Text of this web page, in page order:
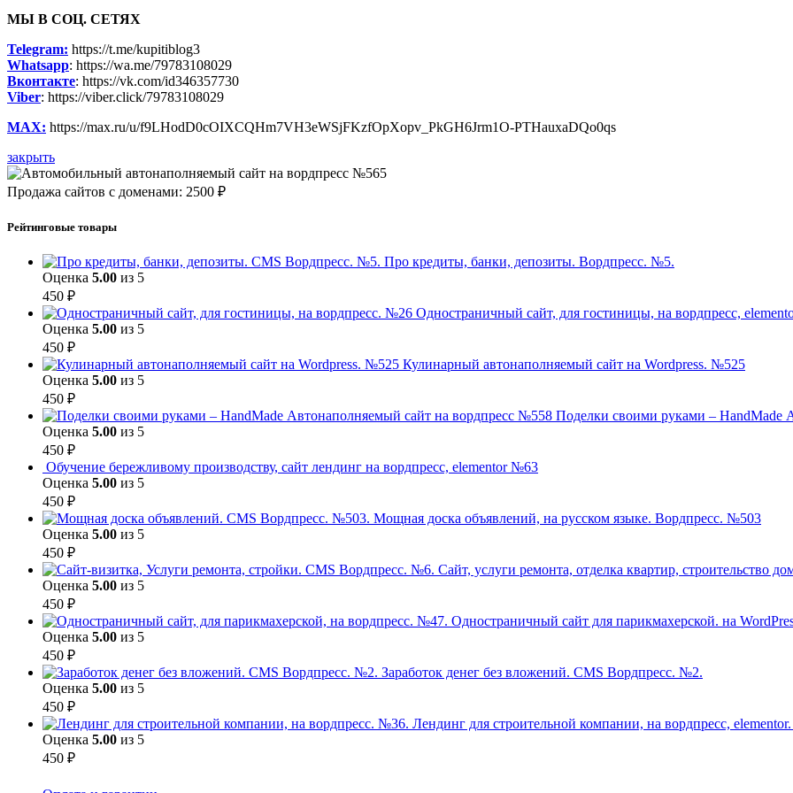
МЫ В СОЦ. СЕТЯХ
Telegram: https://t.me/kupitiblog3
Whatsapp: https://wa.me/79783108029
Вконтакте: https://vk.com/id346357730
Viber: https://viber.click/79783108029
MAX: https://max.ru/u/f9LHodD0cOIXCQHm7VH3eWSjFKzfOpXopv_PkGH6Jrm1O-PTHauxaDQo0qs
закрыть
Продажа сайтов с доменами: 2500 ₽
Рейтинговые товары
Про кредиты, банки, депозиты. Вордпресс. №5.
Оценка 5.00 из 5
450 ₽
Одностраничный сайт, для гостиницы, на вордпресс,
Оценка 5.00 из 5
450 ₽
Кулинарный автонаполняемый сайт на Wordpress. №525
Оценка 5.00 из 5
450 ₽
Поделки своими руками – HandMade
Оценка 5.00 из 5
450 ₽
Обучение бережливому производству, сайт лендинг на вордпресс, elementor №63
Оценка 5.00 из 5
450 ₽
Мощная доска объявлений, на русском языке. Вордпресс. №503
Оценка 5.00 из 5
450 ₽
Сайт, услуги ремонта, отделка квартир, строительство
Оценка 5.00 из 5
450 ₽
Одностраничный сайт для парикмахерской. на
Оценка 5.00 из 5
450 ₽
Заработок денег без вложений. CMS Вордпресс. №2.
Оценка 5.00 из 5
450 ₽
Лендинг для строительной компании, на вордпресс,
Оценка 5.00 из 5
450 ₽